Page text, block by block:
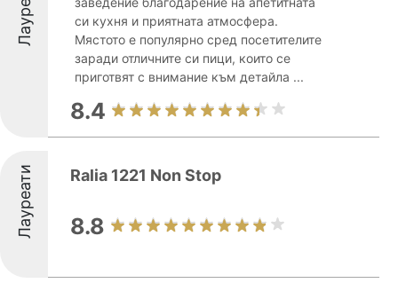
си кухня и приятната атмосфера.
Мястото е популярно сред посетителите
заради отличните си пици, които се
приготвят с внимание към детайла ...
8.4
Лауреати Ralia 1221 Non Stop
8.8